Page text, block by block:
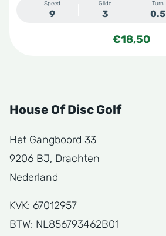
Speed
9
Glide
3
Turn
0.5
€18,50
House Of Disc Golf
Het Gangboord 33
9206 BJ, Drachten
Nederland
KVK: 67012957
BTW: NL856793462B01